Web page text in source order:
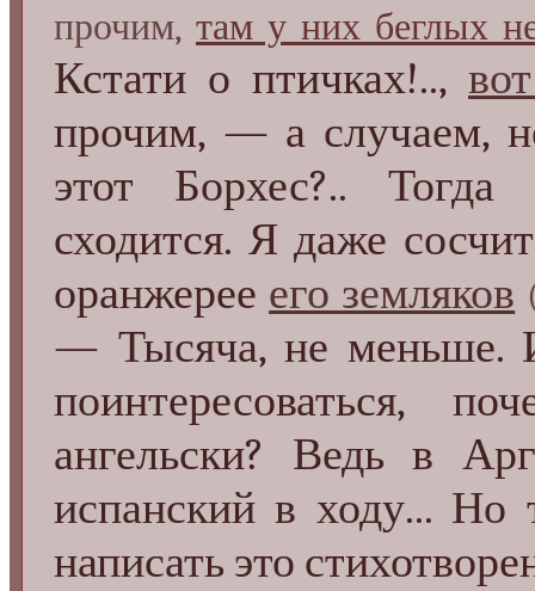
прочим, там у них беглых
Кстати о птичках!..,
прочим, — а случаем,
этот Борхес?.. Тогда
сходится. Я даже
оранжерее его земляков
— Тысяча, не меньше.
поинтересоваться,
ангельски? Ведь в
испанский в ходу... Но
написать это